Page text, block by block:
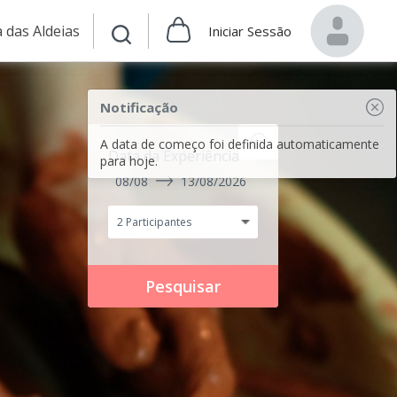
das Aldeias Iniciar Sessão
Notificação
A data de começo foi definida automaticamente
para hoje.
Data da Experiência
08/08 13/08/2026